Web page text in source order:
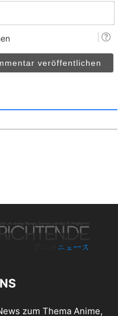
zum Thema Anime,